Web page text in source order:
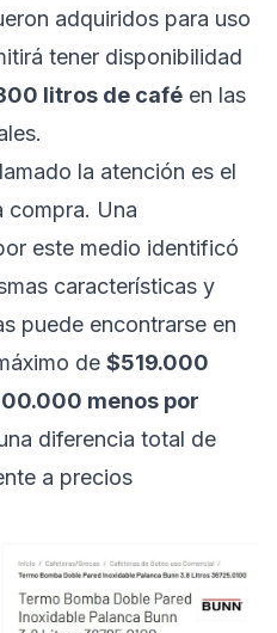
adquiridos para uso
tener disponibilidad
litros de café en las
la atención es el
compra. Una
este medio identificó
características y
puede encontrarse en
de $519.000
menos por
diferencia total de
a precios